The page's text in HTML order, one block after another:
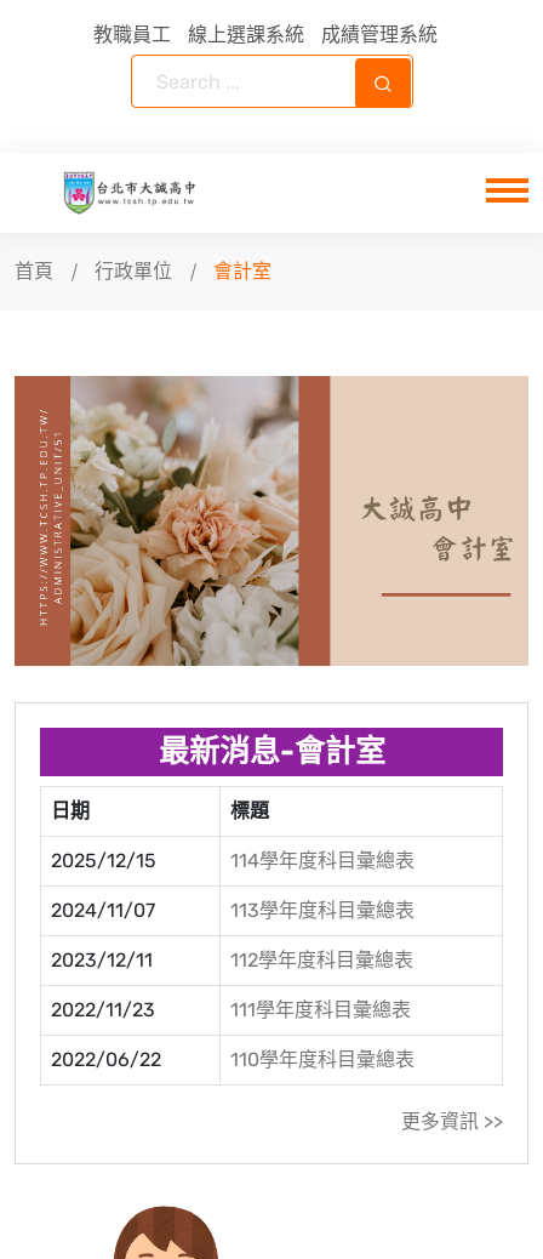
教職員工 線上選課系統 成績管理系統
首頁 行政單位 會計室
最新消息-會計室
日期 標題
2025/12/15 114學年度科目彙總表
2024/11/07 113學年度科目彙總表
2023/12/11 112學年度科目彙總表
2022/11/23 111學年度科目彙總表
2022/06/22 110學年度科目彙總表
更多資訊 >>